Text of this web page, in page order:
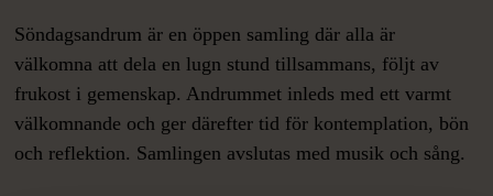
Söndagsandrum är en öppen samling där alla är
välkomna att dela en lugn stund tillsammans, följt av
frukost i gemenskap. Andrummet inleds med ett varmt
välkomnande och ger därefter tid för kontemplation, bön
och reflektion. Samlingen avslutas med musik och sång.